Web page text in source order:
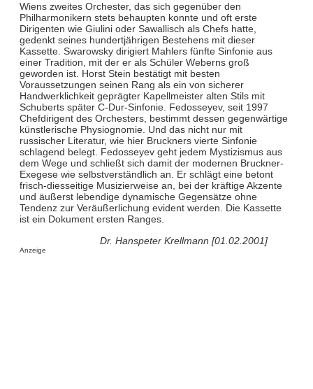
Wiens zweites Orchester, das sich gegenüber den
Philharmonikern stets behaupten konnte und oft erste
Dirigenten wie Giulini oder Sawallisch als Chefs hatte,
gedenkt seines hundertjährigen Bestehens mit dieser
Kassette. Swarowsky dirigiert Mahlers fünfte Sinfonie aus
einer Tradition, mit der er als Schüler Weberns groß
geworden ist. Horst Stein bestätigt mit besten
Voraussetzungen seinen Rang als ein von sicherer
Handwerklichkeit geprägter Kapellmeister alten Stils mit
Schuberts später C-Dur-Sinfonie. Fedosseyev, seit 1997
Chefdirigent des Orchesters, bestimmt dessen gegenwärtige
künstlerische Physiognomie. Und das nicht nur mit
russischer Literatur, wie hier Bruckners vierte Sinfonie
schlagend belegt. Fedosseyev geht jedem Mystizismus aus
dem Wege und schließt sich damit der modernen Bruckner-
Exegese wie selbstverständlich an. Er schlägt eine betont
frisch-diesseitige Musizierweise an, bei der kräftige Akzente
und äußerst lebendige dynamische Gegensätze ohne
Tendenz zur Veräußerlichung evident werden. Die Kassette
ist ein Dokument ersten Ranges.
Dr. Hanspeter Krellmann [01.02.2001]
Anzeige